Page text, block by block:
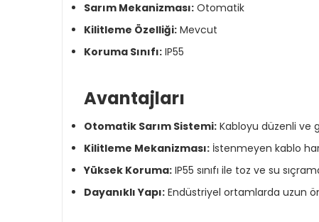
Sarım Mekanizması: Otomatik
Kilitleme Özelliği: Mevcut
Koruma Sınıfı: IP55
Avantajları
Otomatik Sarım Sistemi: Kabloyu düzenli ve
Kilitleme Mekanizması: İstenmeyen kablo
Yüksek Koruma: IP55 sınıfı ile toz ve su
Dayanıklı Yapı: Endüstriyel ortamlarda uzun